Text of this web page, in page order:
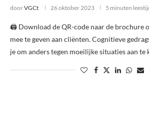
doorVGCt 26 oktober 2023 5 minuten
🖨️ Download de QR-code naar de brochure
mee te geven aan cliënten. Cognitieve
je om anders tegen moeilijke situaties aan te